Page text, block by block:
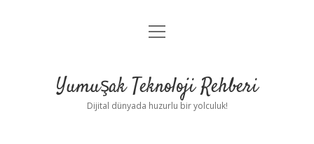
Anasayfa
Yasal Uyarı
menüyü
Yumuşak Teknoloji Rehberi
Dijital dünyada huzurlu bir yolculuk!